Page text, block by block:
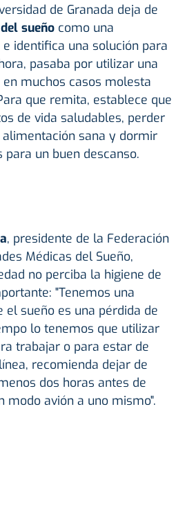
de Granada deja de
sueño como una
identifica una solución para
pasaba por utilizar una
muchos casos molesta
que remita, establece que
de vida saludables, perder
sana y dormir
un buen descanso.
, presidente de la Federación
Médicas del Sueño,
no perciba la higiene de
"Tenemos una
el sueño es una pérdida de
lo tenemos que utilizar
trabajar o para estar de
recomienda dejar de
dos horas antes de
modo avión a uno mismo".